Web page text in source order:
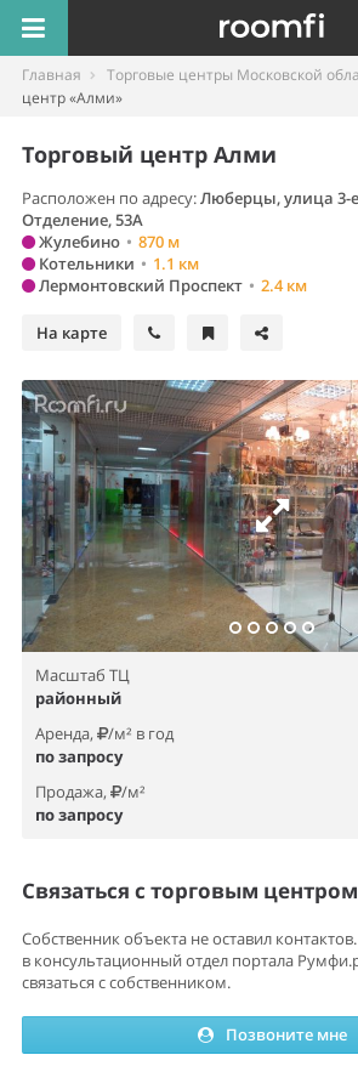
Главная Торговые центры Московской
центр «Алми»
Торговый центр Алми
Расположен по адресу:Люберцы,улица 3-
Отделение, 53А
Жулебино • 870 м
Котельники • 1.1 км
Лермонтовский Проспект • 2.4 км
На карте
Масштаб ТЦ
районный
Аренда,
/м² в год
по запросу
Продажа,
/м²
по запросу
Связаться с торговым
Собственник объекта не оставил контактов.
в консультационный отдел портала
связаться с собственником.
Позвоните мне